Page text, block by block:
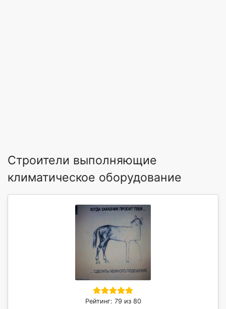
Строители выполняющие
климатическое оборудование
Рейтинг: 79 из 80